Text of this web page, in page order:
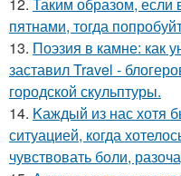
12. Таким образом, если
пятнами, тогда
13. Поэзия в камне: как
заставил Travel -
городской скульптуры.
14. Kаждый из нас хотя
ситуацией, когда
чувствовать боли,